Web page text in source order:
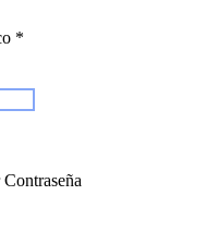
*